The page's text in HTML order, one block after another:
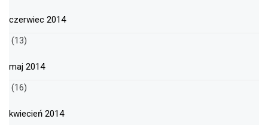
czerwiec 2014
(13)
maj 2014
(16)
kwiecień 2014